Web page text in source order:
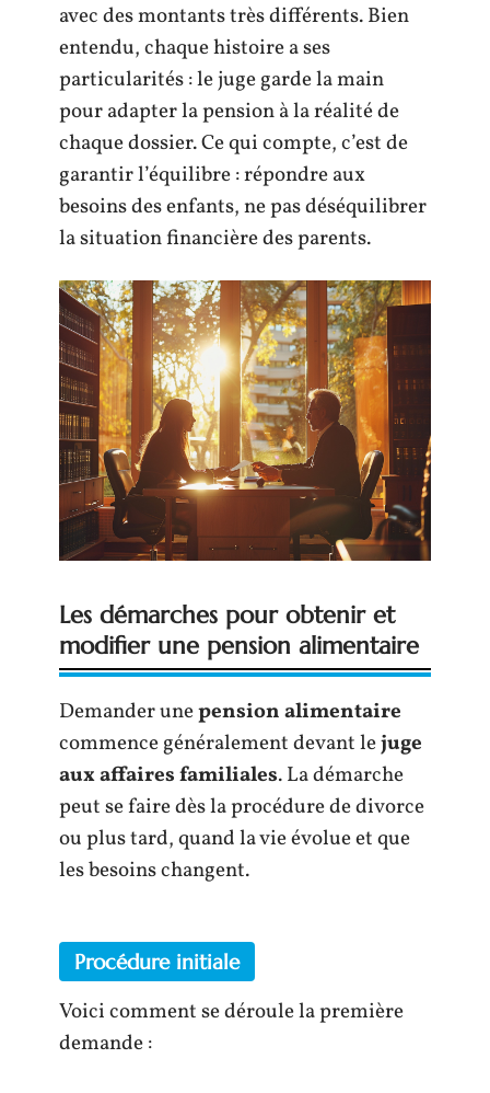
avec des montants très différents. Bien
entendu, chaque histoire a ses
particularités : le juge garde la main
pour adapter la pension à la réalité de
chaque dossier. Ce qui compte, c’est de
garantir l’équilibre : répondre aux
besoins des enfants, ne pas déséquilibrer
la situation financière des parents.
Les démarches pour obtenir et
modifier une pension alimentaire
Demander unepension alimentaire
commence généralement devant lejuge
aux affaires familiales. La démarche
peut se faire dès la procédure de divorce
ou plus tard, quand la vie évolue et que
les besoins changent.
Procédure initiale
Voici comment se déroule la première
demande :